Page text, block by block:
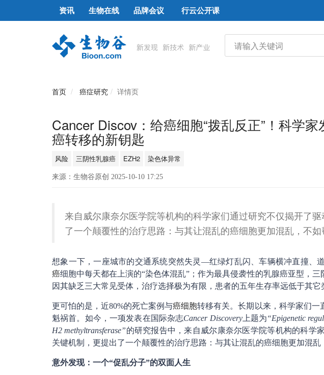
资讯 生物在线 品牌会议 行云公开课
首页 癌症研究 详情页
Cancer Discov：给癌细胞“拨乱反正”！科学
癌转移的新钥匙
风险 三阴性乳腺癌 EZH2 染色体异常
来源：生物谷原创 2025-10-10 17:25
来自威尔康奈尔医学院等机构的科学家们通过研究不仅揭开了
了一个颠覆性的治疗思路：与其让混乱的癌细胞更加混乱，不如
想象一下，一座城市的交通系统突然失灵—红绿灯乱闪、车辆横冲直撞、
癌细胞中每天都在上演的“染色体混乱”；作为最具侵袭性的乳腺癌亚型，三
因其缺乏三大常见受体，治疗选择极为有限，患者的五年生存率远低于其它
更可怕的是，近80%的死亡案例与癌细胞转移有关。长期以来，科学家们一
魁祸首。如今，一项发表在国际杂志Cancer Discovery上题为“Epigenetic
H2 methyltransferase”的研究报告中，来自威尔康奈尔医学院等机构的科学
关键机制，更提出了一个颠覆性的治疗思路：与其让混乱的癌细胞更加混乱
意外发现：一个“促乱分子”的双面人生